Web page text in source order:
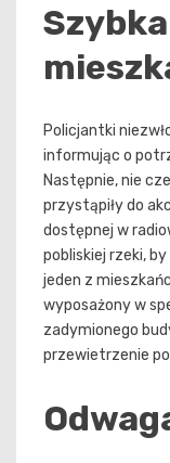
Policjantki
informując o
Następnie, nie
przystąpiły do
dostępnej w
pobliskiej rzeki, by
jeden z
wyposażony w
zadymionego
przewietrzenie